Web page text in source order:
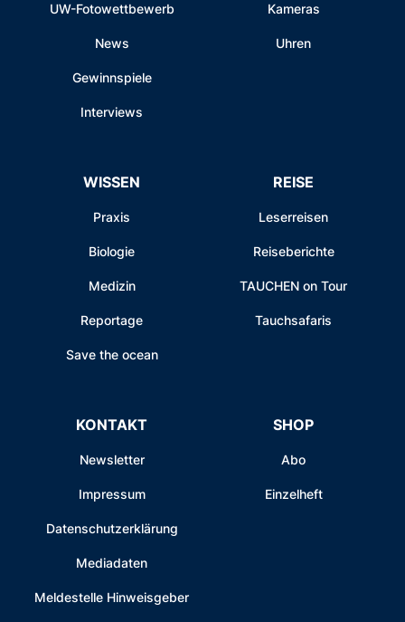
UW-Fotowettbewerb
News
Gewinnspiele
Interviews
Kameras
Uhren
WISSEN
Praxis
Biologie
Medizin
Reportage
Save the ocean
REISE
Leserreisen
Reiseberichte
TAUCHEN on Tour
Tauchsafaris
KONTAKT
Newsletter
Impressum
Datenschutzerklärung
Mediadaten
Meldestelle Hinweisgeber
SHOP
Abo
Einzelheft